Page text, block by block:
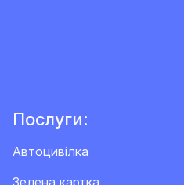
Послуги:
Автоцивілка